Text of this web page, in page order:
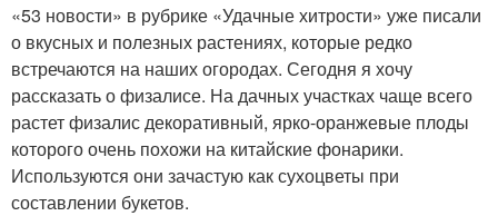
«53 новости» в рубрике «Удачные хитрости» уже писали
о вкусных и полезных растениях, которые редко
встречаются на наших огородах. Сегодня я хочу
рассказать о физалисе. На дачных участках чаще всего
растет физалис декоративный, ярко-оранжевые плоды
которого очень похожи на китайские фонарики.
Используются они зачастую как сухоцветы при
составлении букетов.